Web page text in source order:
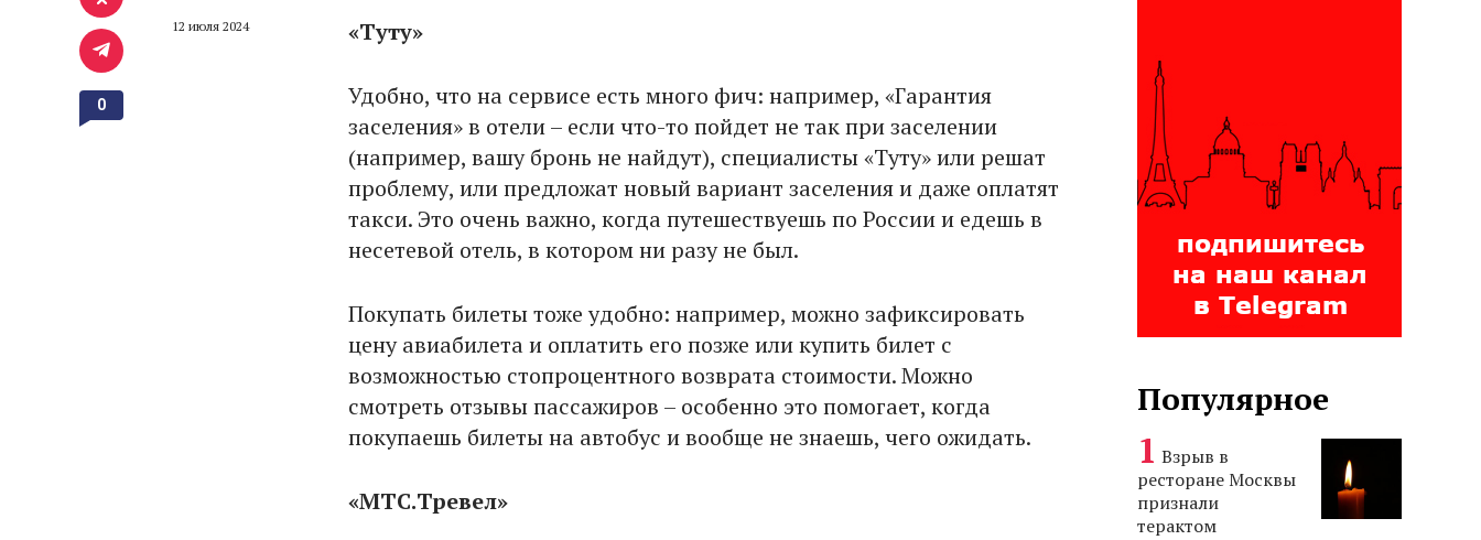
12 июля 2024 «Туту»
Удобно, что на сервисе есть много фич: например, «Гарантия
заселения» в отели – если что-то пойдет не так при заселении
(например, вашу бронь не найдут), специалисты «Туту» или решат
проблему, или предложат новый вариант заселения и даже оплатят
такси. Это очень важно, когда путешествуешь по России и едешь в
несетевой отель, в котором ни разу не был.
Покупать билеты тоже удобно: например, можно зафиксировать
цену авиабилета и оплатить его позже или купить билет с
возможностью стопроцентного возврата стоимости. Можно
смотреть отзывы пассажиров – особенно это помогает, когда
покупаешь билеты на автобус и вообще не знаешь, чего ожидать.
«МТС.Тревел»
0
Популярное
Взрыв в
ресторане Москвы
признали
терактом